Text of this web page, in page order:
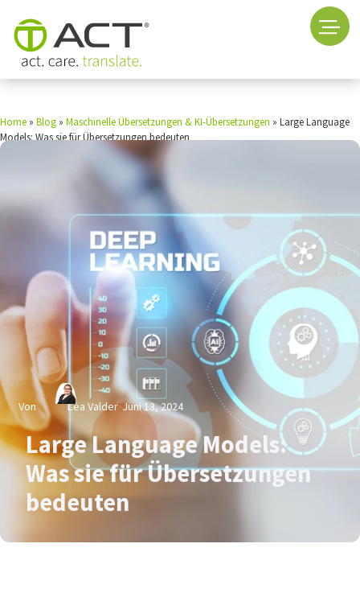
Home » Blog » Maschinelle Übersetzungen & KI-Übersetzungen » Large Language
Models: Was sie für Übersetzungen bedeuten
VonLea Valder Juni 13, 2024
Large Language Models:
Was sie für Übersetzungen
bedeuten